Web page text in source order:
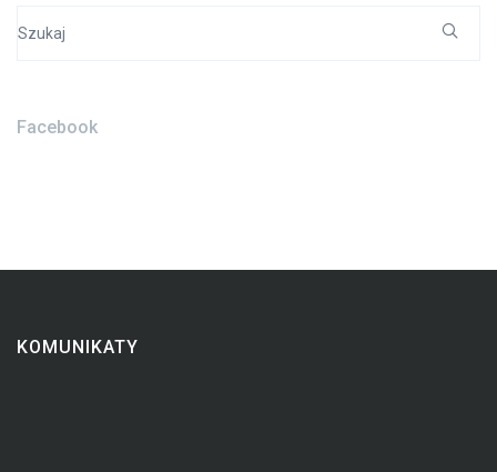
for:
Facebook
KOMUNIKATY